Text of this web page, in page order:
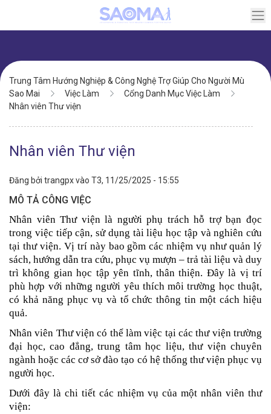
nội
Điều
hướng
Trung Tâm Hướng Nghiệp & Công Nghệ Trợ Giúp Cho Người Mù
Sao Mai
Việc Làm
Cổng Danh Mục Việc Làm
Nhân viên Thư viện
Nhân viên Thư viện
Đăng bởi trangpxvào T3, 11/25/2025 - 15:55
MÔ TẢ CÔNG VIỆC
Nhân viên Thư viện là người phụ trách hỗ trợ bạn đọc
trong việc tiếp cận, sử dụng tài liệu học tập và nghiên cứu
tại thư viện. Vị trí này bao gồm các nhiệm vụ như quản lý
sách, hướng dẫn tra cứu, phục vụ mượn – trả tài liệu và duy
trì không gian học tập yên tĩnh, thân thiện. Đây là vị trí
phù hợp với những người yêu thích môi trường học thuật,
có khả năng phục vụ và tổ chức thông tin một cách hiệu
quả.
Nhân viên Thư viện có thể làm việc tại các thư viện trường
đại học, cao đẳng, trung tâm học liệu, thư viện chuyên
ngành hoặc các cơ sở đào tạo có hệ thống thư viện phục vụ
người học.
Dưới đây là chi tiết các nhiệm vụ của một nhân viên thư
viện: